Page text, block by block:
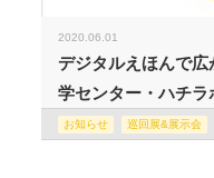
2020.06.01
デジタルえほんで
学センター・ハチラ
お知らせ 巡回展&展示会